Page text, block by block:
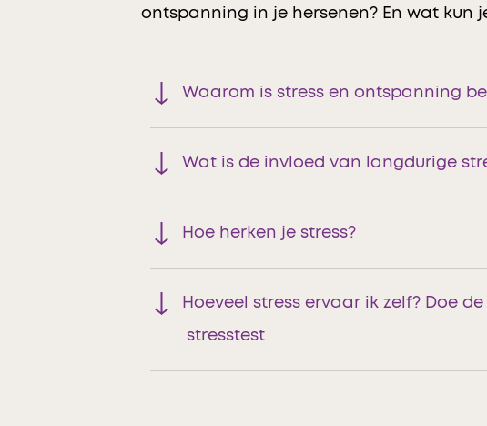
ontspanning in je hersenen? En wat kun
Waarom is stress en ontspanning
Wat is de invloed van langdurige
Hoe herken je stress?
Hoeveel stress ervaar ik zelf? Doe de
stresstest